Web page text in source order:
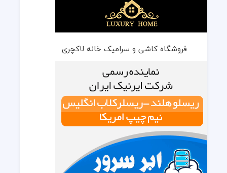
فروشگاه کاشی و سرامیک خانه لاکچری